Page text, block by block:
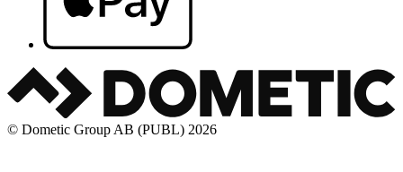
© Dometic Group AB (PUBL) 2026